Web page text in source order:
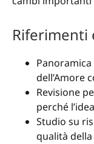
Riferimenti
dell’Amore
Revisione
perché
Studio su
qualità